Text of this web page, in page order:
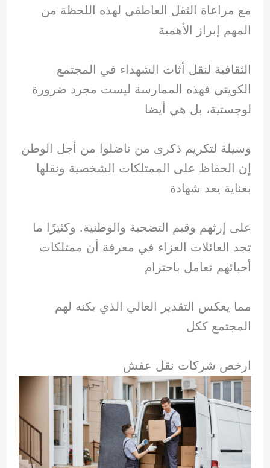
مع مراعاة الثقل العاطفي لهذه اللحظة من
المهم إبراز الأهمية
الثقافية لنقل أثاث الشهداء في المجتمع
الكويتي فهذه الممارسة ليست مجرد ضرورة
لوجستية، بل هي أيضا
وسيلة لتكريم ذكرى من ناضلوا من أجل الوطن
إن الحفاظ على الممتلكات الشخصية ونقلها
بعناية يعد شهادة
على إرثهم وقيم التضحية والوطنية. وكثيرًا ما
تجد العائلات العزاء في معرفة أن ممتلكات
أحبائهم تعامل باحترام
مما يعكس التقدير العالي الذي يكنه لهم
المجتمع ككل
ارخص شركات نقل عفش